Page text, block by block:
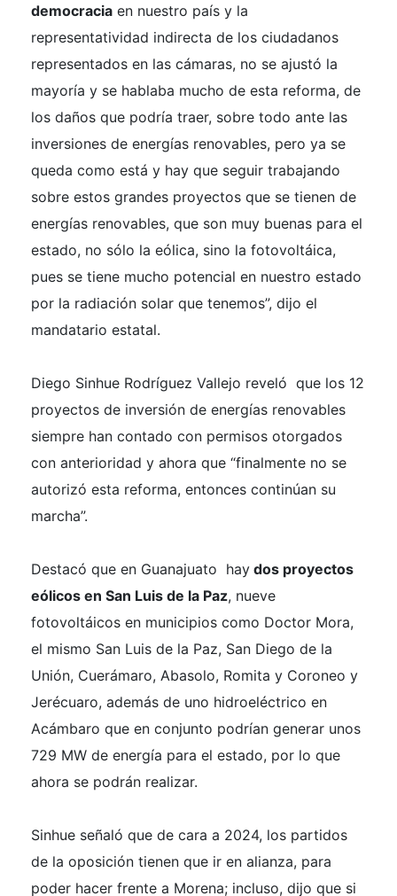
democracia en nuestro país y la
representatividad indirecta de los ciudadanos
representados en las cámaras, no se ajustó la
mayoría y se hablaba mucho de esta reforma, de
los daños que podría traer, sobre todo ante las
inversiones de energías renovables, pero ya se
queda como está y hay que seguir trabajando
sobre estos grandes proyectos que se tienen de
energías renovables, que son muy buenas para el
estado, no sólo la eólica, sino la fotovoltáica,
pues se tiene mucho potencial en nuestro estado
por la radiación solar que tenemos”, dijo el
mandatario estatal.
Diego Sinhue Rodríguez Vallejo reveló que los 12
proyectos de inversión de energías renovables
siempre han contado con permisos otorgados
con anterioridad y ahora que “finalmente no se
autorizó esta reforma, entonces continúan su
marcha”.
Destacó que en Guanajuato hay dos proyectos
eólicos en San Luis de la Paz, nueve
fotovoltáicos en municipios como Doctor Mora,
el mismo San Luis de la Paz, San Diego de la
Unión, Cuerámaro, Abasolo, Romita y Coroneo y
Jerécuaro, además de uno hidroeléctrico en
Acámbaro que en conjunto podrían generar unos
729 MW de energía para el estado, por lo que
ahora se podrán realizar.
Sinhue señaló que de cara a 2024, los partidos
de la oposición tienen que ir en alianza, para
poder hacer frente a Morena; incluso, dijo que si